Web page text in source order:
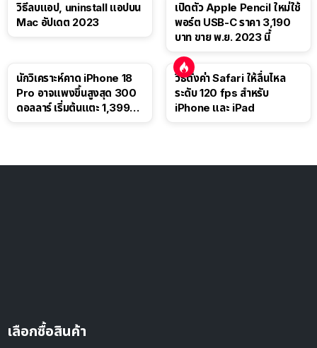
วิธีลบแอป, uninstall แอปบน
Mac อัปเดต 2023
เปิดตัว Apple Pencil ใหม่ใช้
พอร์ต USB-C ราคา 3,190
บาท ขาย พ.ย. 2023 นี้
นักวิเคราะห์คาด iPhone 18
Pro อาจแพงขึ้นสูงสุด 300
ดอลลาร์ เริ่มต้นแตะ 1,399
วิธีตั้งค่า Safari ให้ลื่นไหล
ระดับ 120 fps สำหรับ
iPhone และ iPad
เลือกซื้อสินค้า